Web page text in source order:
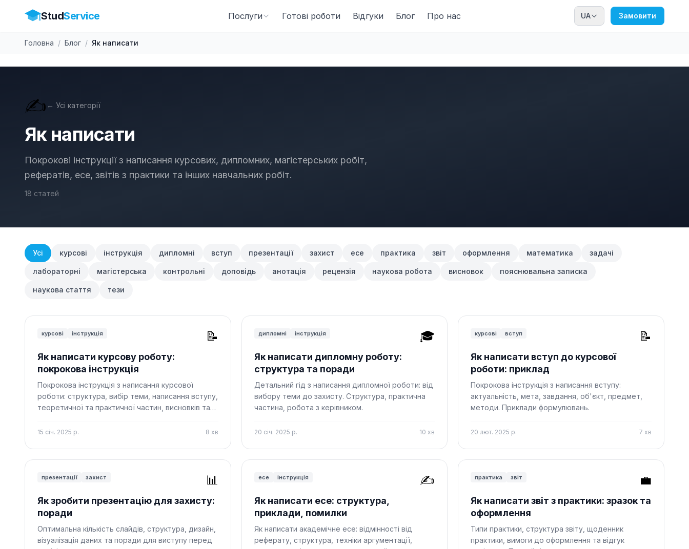
StudService Послуги Готові роботи Відгуки Блог Про нас UA Замовити
Головна / Блог / Як написати
✍️ ← Усі категорії
Як написати
Покрокові інструкції з написання курсових, дипломних, магістерських робіт,
рефератів, есе, звітів з практики та інших навчальних робіт.
18 статей
Усі курсові інструкція дипломні вступ презентації захист есе практика звіт оформлення математика задачі
лабораторні магістерська контрольні доповідь анотація рецензія наукова робота висновок пояснювальна записка
наукова стаття тези
курсові інструкція 📝
Як написати курсову роботу:
покрокова інструкція
Покрокова інструкція з написання курсової
роботи: структура, вибір теми, написання вступу,
теоретичної та практичної частин, висновків та
15 січ. 2025 р. 8 хв
дипломні інструкція 🎓
Як написати дипломну роботу:
структура та поради
Детальний гід з написання дипломної роботи: від
вибору теми до захисту. Структура, практична
частина, робота з керівником.
20 січ. 2025 р. 10 хв
курсові вступ 📝
Як написати вступ до курсової
роботи: приклад
Покрокова інструкція з написання вступу:
актуальність, мета, завдання, об'єкт, предмет,
методи. Приклади формулювань.
20 лют. 2025 р. 7 хв
презентації захист 📊
Як зробити презентацію для захисту:
поради
Оптимальна кількість слайдів, структура, дизайн,
візуалізація даних та поради для виступу перед
есе інструкція ✍️
Як написати есе: структура,
приклади, помилки
Як написати академічне есе: відмінності від
реферату, структура, техніки аргументації,
практика звіт 💼
Як написати звіт з практики: зразок та
оформлення
Типи практики, структура звіту, щоденник
практики, вимоги до оформлення та відгук